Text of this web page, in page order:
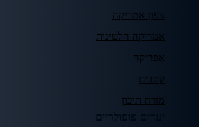
צפון אמריקה
אמריקה הלטינית
אפריקה
קטבים
מזרח תיכון